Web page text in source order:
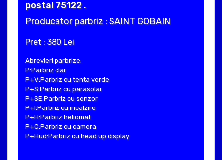
postal 75122 .
Producator parbriz : SAINT GOBAIN
Pret : 380 Lei
Abrevieri parbrize:
P:Parbriz clar
P+V:Parbriz cu tenta verde
P+S:Parbriz cu parasolar
P+SE:Parbriz cu senzor
P+I:Parbriz cu incalzire
P+H:Parbriz heliomat
P+C:Parbriz cu camera
P+Hud:Parbriz cu head up display